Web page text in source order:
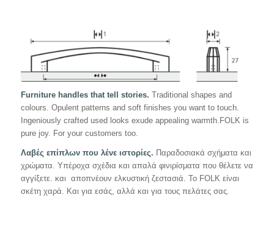
Furniture handles that tell stories. Traditional shapes and
colours. Opulent patterns and soft finishes you want to touch.
Ingeniously crafted used looks exude appealing warmth.FOLK is
pure joy. For your customers too.
Λαβές επίπλωνπου λένειστορίες. Παραδοσιακά σχήματα και
χρώματα. Υπέροχα σχέδια και απαλά φινιρίσματα που θέλετε να
αγγίξετε. και αποπνέουν ελκυστική ζεστασιά. Το FOLK είναι
σκέτη χαρά. Και για εσάς, αλλά και για τους πελάτες σας.